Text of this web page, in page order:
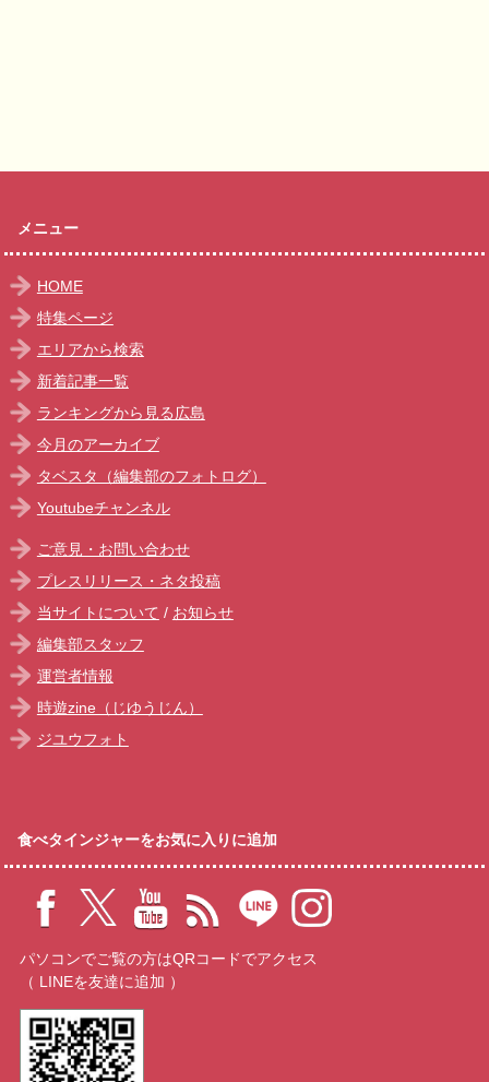
メニュー
HOME
特集ページ
エリアから検索
新着記事一覧
ランキングから見る広島
今月のアーカイブ
タベスタ（編集部のフォトログ）
Youtubeチャンネル
ご意見・お問い合わせ
プレスリリース・ネタ投稿
当サイトについて / お知らせ
編集部スタッフ
運営者情報
時遊zine（じゆうじん）
ジユウフォト
食べタインジャーをお気に入りに追加
パソコンでご覧の方はQRコードでアクセス
（ LINEを友達に追加 ）